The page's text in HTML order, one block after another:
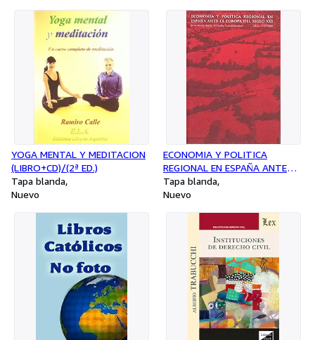
YOGA MENTAL Y MEDITACION
(LIBRO+CD)/(2ª ED.)
Tapa blanda
Nuevo
ECONOMIA Y POLITICA
REGIONAL EN ESPAÑA ANTE
EUROPA SIGLO XXI
Tapa blanda
Nuevo